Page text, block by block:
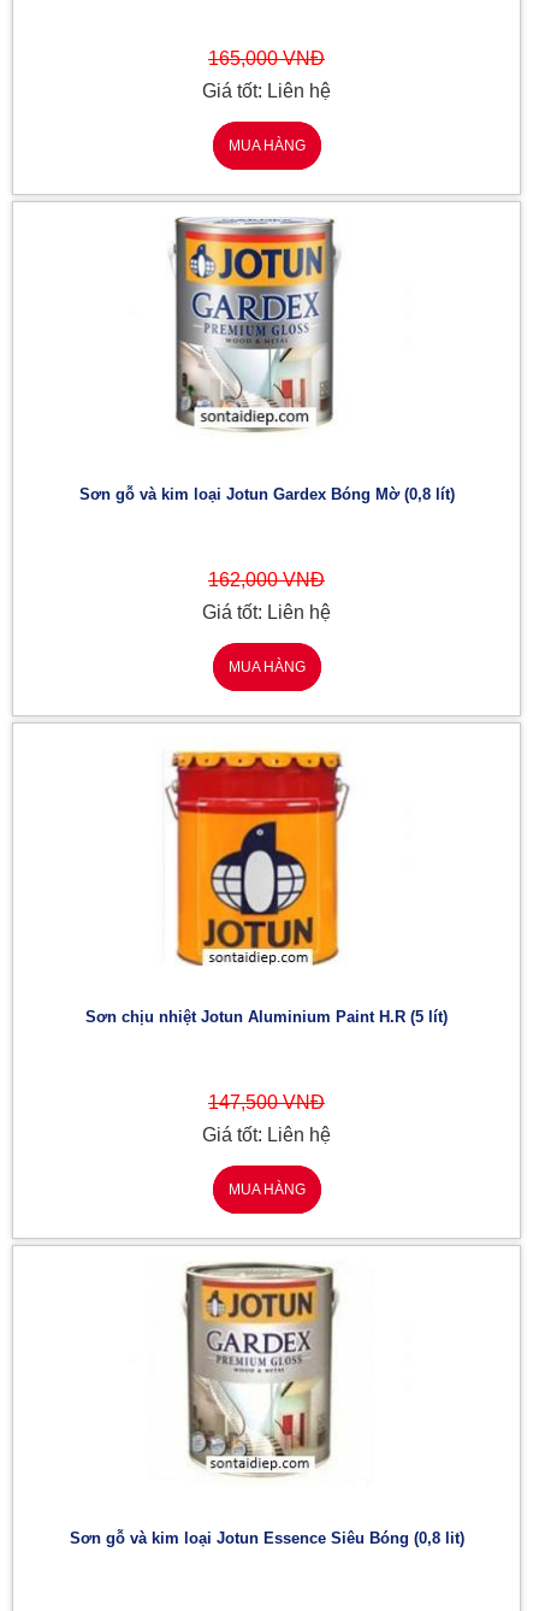
165,000 VNĐ
Giá tốt: Liên hệ
MUA HÀNG
Sơn gỗ và kim loại Jotun Gardex Bóng Mờ (0,8 lít)
162,000 VNĐ
Giá tốt: Liên hệ
MUA HÀNG
Sơn chịu nhiệt Jotun Aluminium Paint H.R (5 lít)
147,500 VNĐ
Giá tốt: Liên hệ
MUA HÀNG
Sơn gỗ và kim loại Jotun Essence Siêu Bóng (0,8 lit)